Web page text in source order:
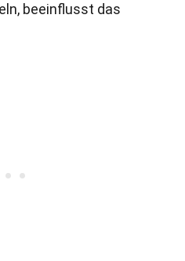
beeinflusst das